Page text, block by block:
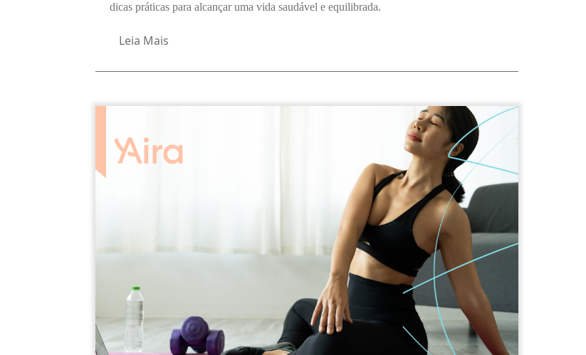
dicas práticas para alcançar uma vida saudável e equilibrada.
Leia Mais